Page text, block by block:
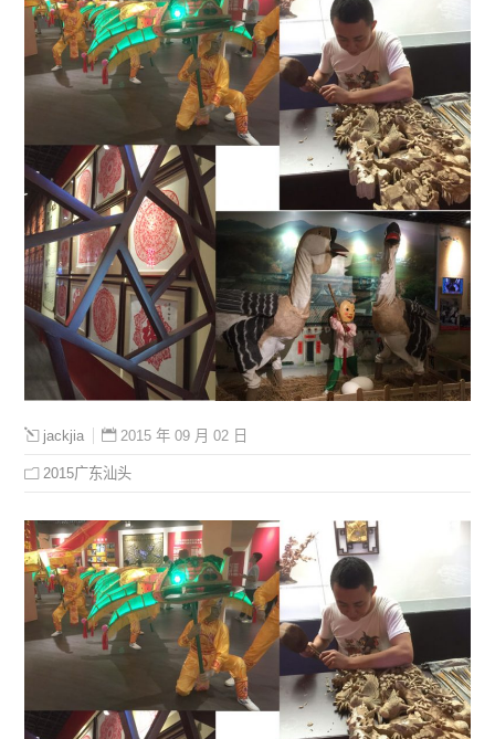
jackjia 2015 年 09 月 02 日
2015广东汕头